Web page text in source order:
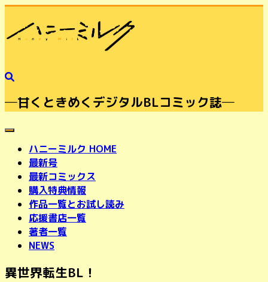
─甘くときめくデジタルBLコミック誌─
toggle navigation
ハニーミルク HOME
最新号
最新コミックス
購入特典情報
作品一覧とお試し読み
応援書店一覧
著者一覧
NEWS
異世界転生BL！